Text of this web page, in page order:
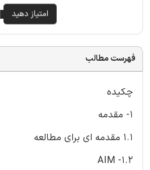
فهرست مطالب
چکیده
1- مقدمه
1.1 مقدمه ای برای مطالعه
1.2- AIM